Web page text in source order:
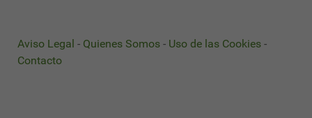
Aviso Legal - Quienes Somos - Uso de las Cookies -
Contacto